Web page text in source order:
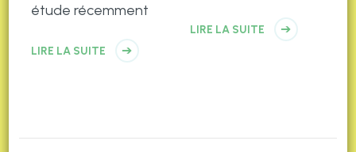
LIRE LA SUITE
étude récemment
LIRE LA SUITE